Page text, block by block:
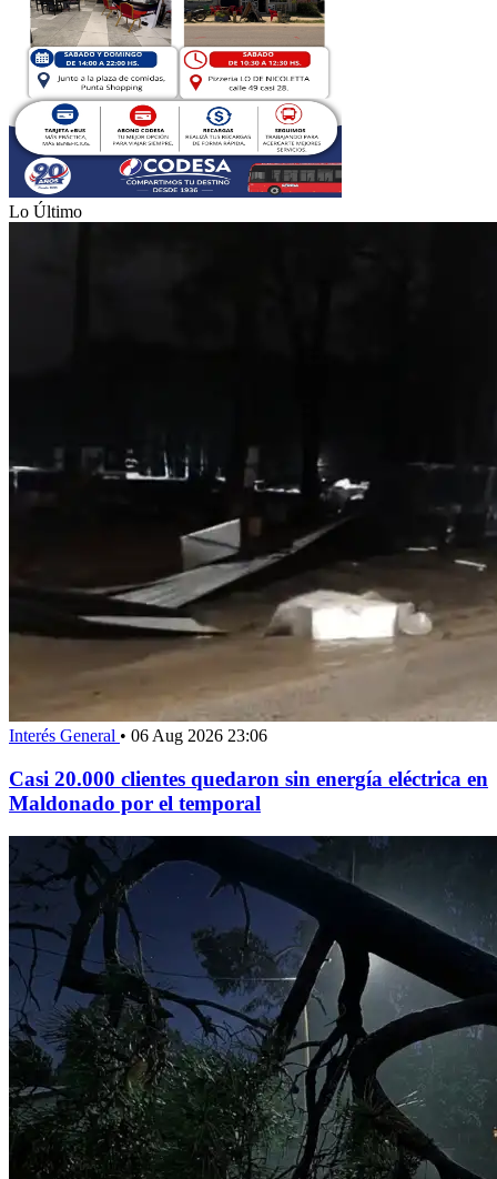
Lo Último
Interés General • 06 Aug 2026 23:06
Casi 20.000 clientes quedaron sin energía eléctrica en
Maldonado por el temporal